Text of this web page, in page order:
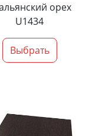
орех
U1434
Выбрать